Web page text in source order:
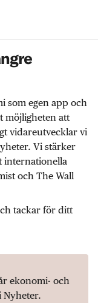
som egen app och
möjligheten att
vidareutvecklar vi
Vi stärker
internationella
och The Wall
tackar för ditt
ekonomi- och